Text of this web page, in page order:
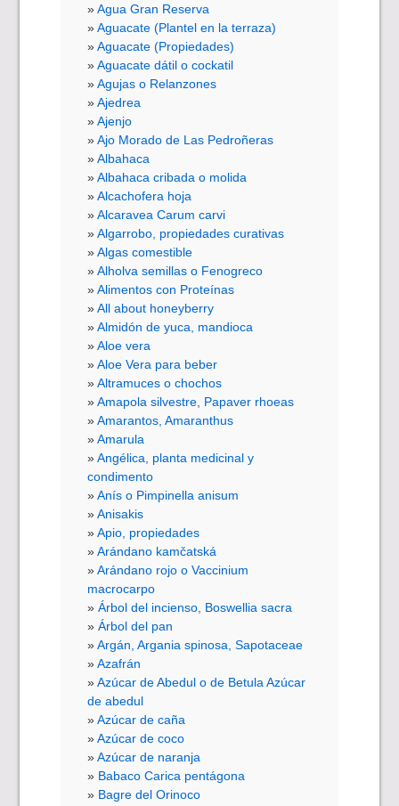
Agua Gran Reserva
Aguacate (Plantel en la terraza)
Aguacate (Propiedades)
Aguacate dátil o cockatil
Agujas o Relanzones
Ajedrea
Ajenjo
Ajo Morado de Las Pedroñeras
Albahaca
Albahaca cribada o molida
Alcachofera hoja
Alcaravea Carum carvi
Algarrobo, propiedades curativas
Algas comestible
Alholva semillas o Fenogreco
Alimentos con Proteínas
All about honeyberry
Almidón de yuca, mandioca
Aloe vera
Aloe Vera para beber
Altramuces o chochos
Amapola silvestre, Papaver rhoeas
Amarantos, Amaranthus
Amarula
Angélica, planta medicinal y
condimento
Anís o Pimpinella anisum
Anisakis
Apio, propiedades
Arándano kamčatská
Arándano rojo o Vaccinium
macrocarpo
Árbol del incienso, Boswellia sacra
Árbol del pan
Argán, Argania spinosa, Sapotaceae
Azafrán
Azúcar de Abedul o de Betula Azúcar
de abedul
Azúcar de caña
Azúcar de coco
Azúcar de naranja
Babaco Carica pentágona
Bagre del Orinoco